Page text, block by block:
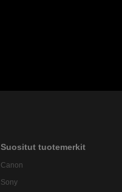
Suositut tuotemerkit
Canon
Sony